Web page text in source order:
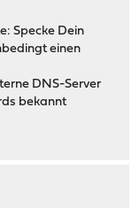
Specke Dein
einen
DNS-Server
bekannt